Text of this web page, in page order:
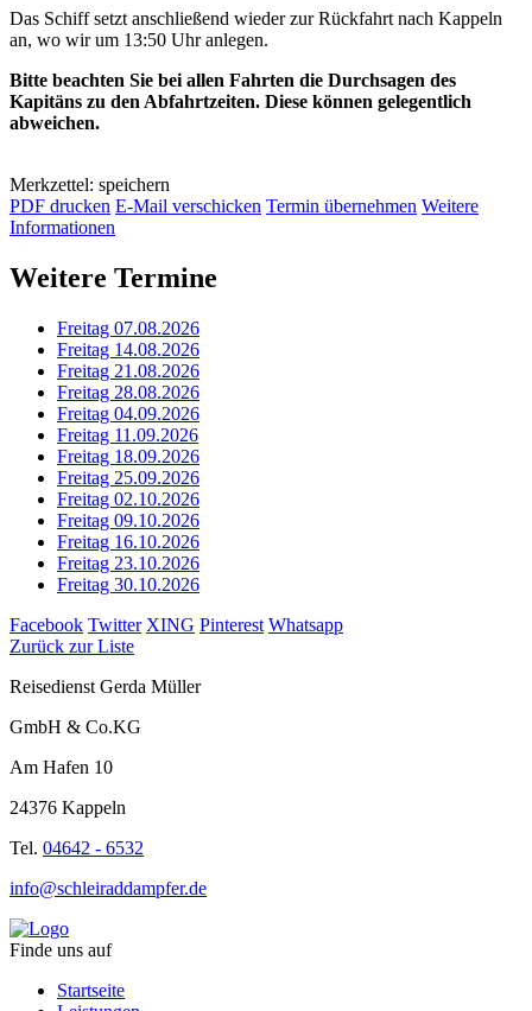
Das Schiff setzt anschließend wieder zur Rückfahrt nach Kappeln
an, wo wir um 13:50 Uhr anlegen.
Bitte beachten Sie bei allen Fahrten die Durchsagen des
Kapitäns zu den Abfahrtzeiten. Diese können gelegentlich
abweichen.
Merkzettel: speichern
PDF drucken E-Mail verschicken Termin übernehmen Weitere
Informationen
Weitere Termine
Freitag 07.08.2026
Freitag 14.08.2026
Freitag 21.08.2026
Freitag 28.08.2026
Freitag 04.09.2026
Freitag 11.09.2026
Freitag 18.09.2026
Freitag 25.09.2026
Freitag 02.10.2026
Freitag 09.10.2026
Freitag 16.10.2026
Freitag 23.10.2026
Freitag 30.10.2026
Facebook Twitter XING Pinterest Whatsapp
Zurück zur Liste
Reisedienst Gerda Müller
GmbH & Co.KG
Am Hafen 10
24376 Kappeln
Tel. 04642 - 6532
info@schleiraddampfer.de
Finde uns auf
Startseite